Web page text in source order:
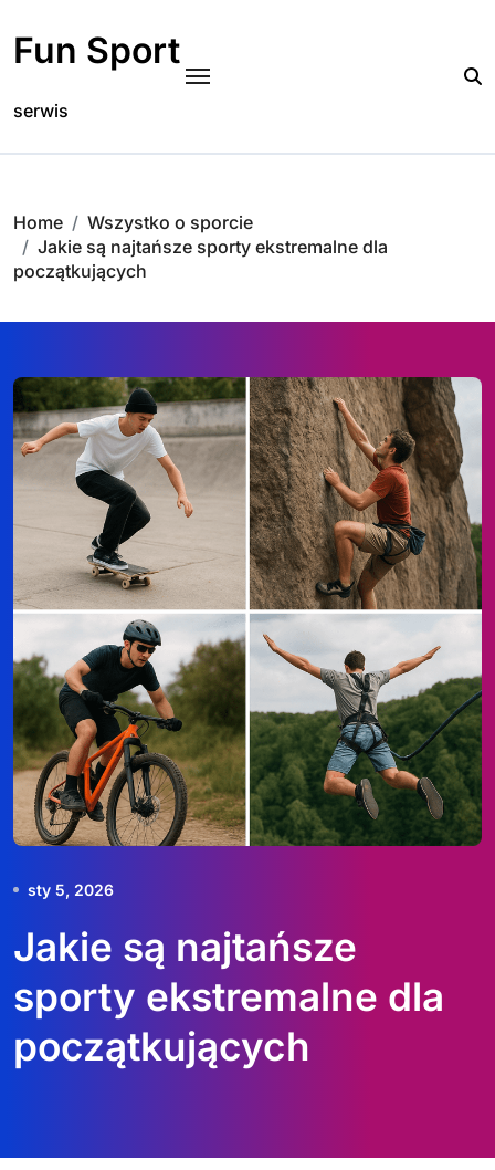
content
Fun Sport
serwis
Home
Wszystko o sporcie
Jakie są najtańsze sporty ekstremalne dla
początkujących
sty 5, 2026
Jakie są najtańsze
sporty ekstremalne dla
początkujących